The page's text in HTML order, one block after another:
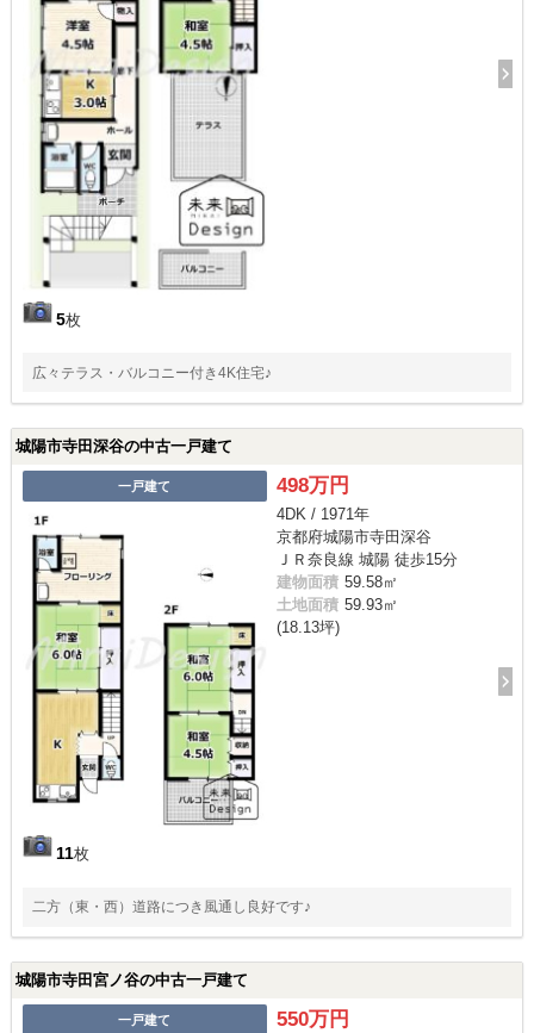
5枚
広々テラス・バルコニー付き4K住宅♪
城陽市寺田深谷の中古一戸建て
一戸建て
11枚
498万円
4DK / 1971年
京都府城陽市寺田深谷
ＪＲ奈良線 城陽 徒歩15分
建物面積 59.58㎡
土地面積 59.93㎡
(18.13坪)
二方（東・西）道路につき風通し良好です♪
城陽市寺田宮ノ谷の中古一戸建て
一戸建て 550万円